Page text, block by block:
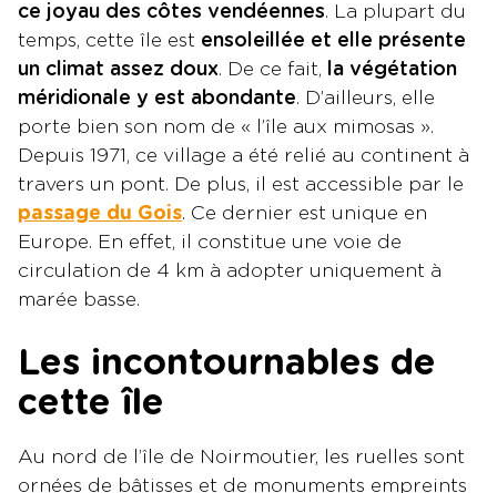
ce joyau des côtes vendéennes. La plupart du
temps, cette île est ensoleillée et elle présente
un climat assez doux. De ce fait, la végétation
méridionale y est abondante. D’ailleurs, elle
porte bien son nom de « l’île aux mimosas ».
Depuis 1971, ce village a été relié au continent à
travers un pont. De plus, il est accessible par le
passage du Gois. Ce dernier est unique en
Europe. En effet, il constitue une voie de
circulation de 4 km à adopter uniquement à
marée basse.
Les incontournables de
cette île
Au nord de l’île de Noirmoutier, les ruelles sont
ornées de bâtisses et de monuments empreints